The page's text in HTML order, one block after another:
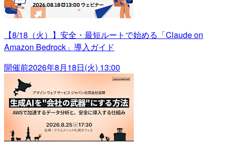
【8/18（火）】安全・最短ルートで始める「Claude on
Amazon Bedrock」導入ガイド
開催前2026年8月18日(火) 13:00